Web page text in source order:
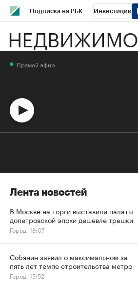
Подписка на РБК Инвестиции
Школа управления РБК РБК
Прямой эфир
Лента новостей
В Москве на торги выставили палаты
допетровской эпохи дешевле трешки
Город, 18:07
Собянин заявил о максимальном за
пять лет темпе строительства метро
Город, 15:52